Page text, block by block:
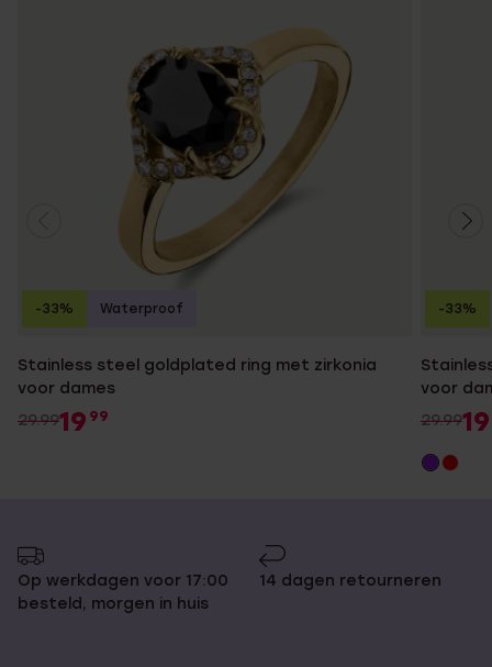
Stainless steel goldplated ring met zirkonia
voor dames
29.9919 99
-33% Waterproof
voor
29.9919
-33%
Op werkdagen voor 17:00
besteld, morgen in huis
14 dagen retourneren